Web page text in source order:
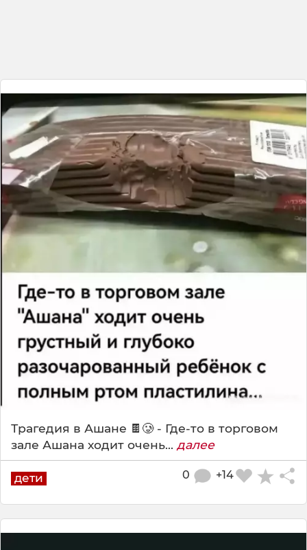
Трагедия в Ашане 🍫🥲 - Где-то в торговом
зале Ашана ходит очень... далее
дети +14
0